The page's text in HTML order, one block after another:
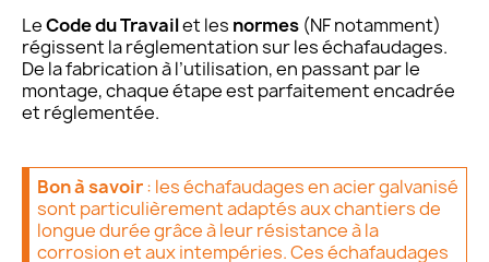
LeCode du Travailet les normes (NF notamment)
régissent la réglementation sur les échafaudages.
De la fabrication à l’utilisation, en passant par le
montage, chaque étape est parfaitement encadrée
et réglementée.
Bon à savoir: les échafaudages en acier galvanisé
sont particulièrement adaptés aux chantiers de
longue durée grâce à leur résistance à la
corrosion et aux intempéries. Ces échafaudages